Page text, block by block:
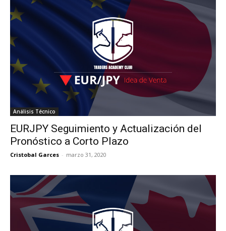
Análisis Técnico
EURJPY Seguimiento y Actualización del
Pronóstico a Corto Plazo
Cristobal Garces - marzo 31, 2020